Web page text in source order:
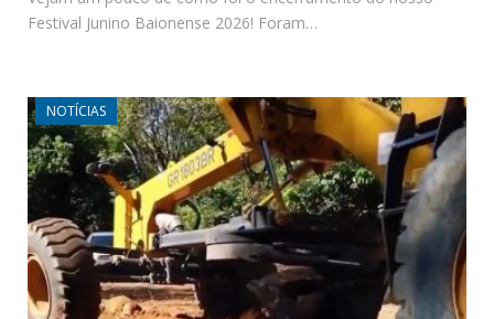
Festival Junino Baionense 2026! Foram…
NOTÍCIAS